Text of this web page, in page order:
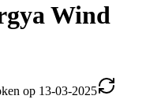
Wind
op 13-03-2025